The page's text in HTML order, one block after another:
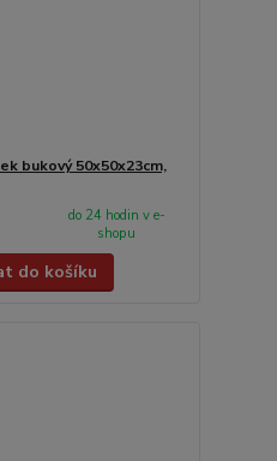
bukový 50x50x23cm,
do 24 hodin v e-
shopu
do košíku